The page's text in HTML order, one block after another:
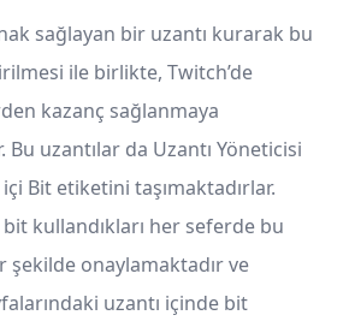
sağlayan bir uzantı kurarak bu
ile birlikte, Twitch’de
kazanç sağlanmaya
uzantılar da Uzantı Yöneticisi
Bit etiketini taşımaktadırlar.
kullandıkları her seferde bu
şekilde onaylamaktadır ve
uzantı içinde bit